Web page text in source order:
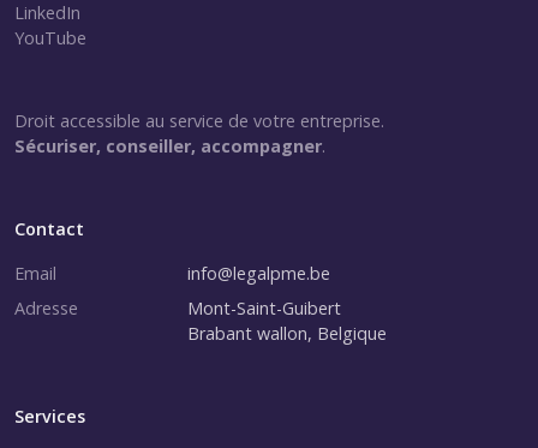
LinkedIn
YouTube
Droit accessible au service de votre entreprise.
Sécuriser, conseiller, accompagner.
Contact
Email
info@legalpme.be
Adresse
Mont-Saint-Guibert
Brabant wallon, Belgique
Services